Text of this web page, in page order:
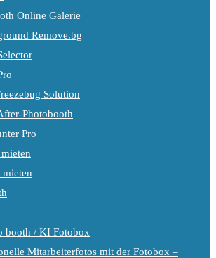
Online Galerie
Remove.bg
Solution
Photobooth
Pro
booth / KI Fotobox
Mitarbeiterfotos mit der Fotobox –